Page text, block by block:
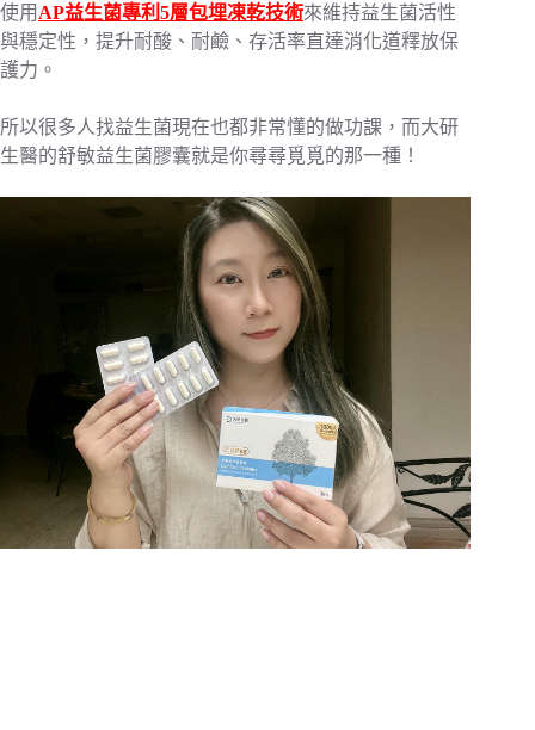
使用 AP益生菌專利5層包埋凍乾技術來維持益生菌活性
與穩定性，提升耐酸、耐鹼、存活率直達消化道釋放保
護力。
所以很多人找益生菌現在也都非常懂的做功課，而大研
生醫的舒敏益生菌膠囊就是你尋尋覓覓的那一種！